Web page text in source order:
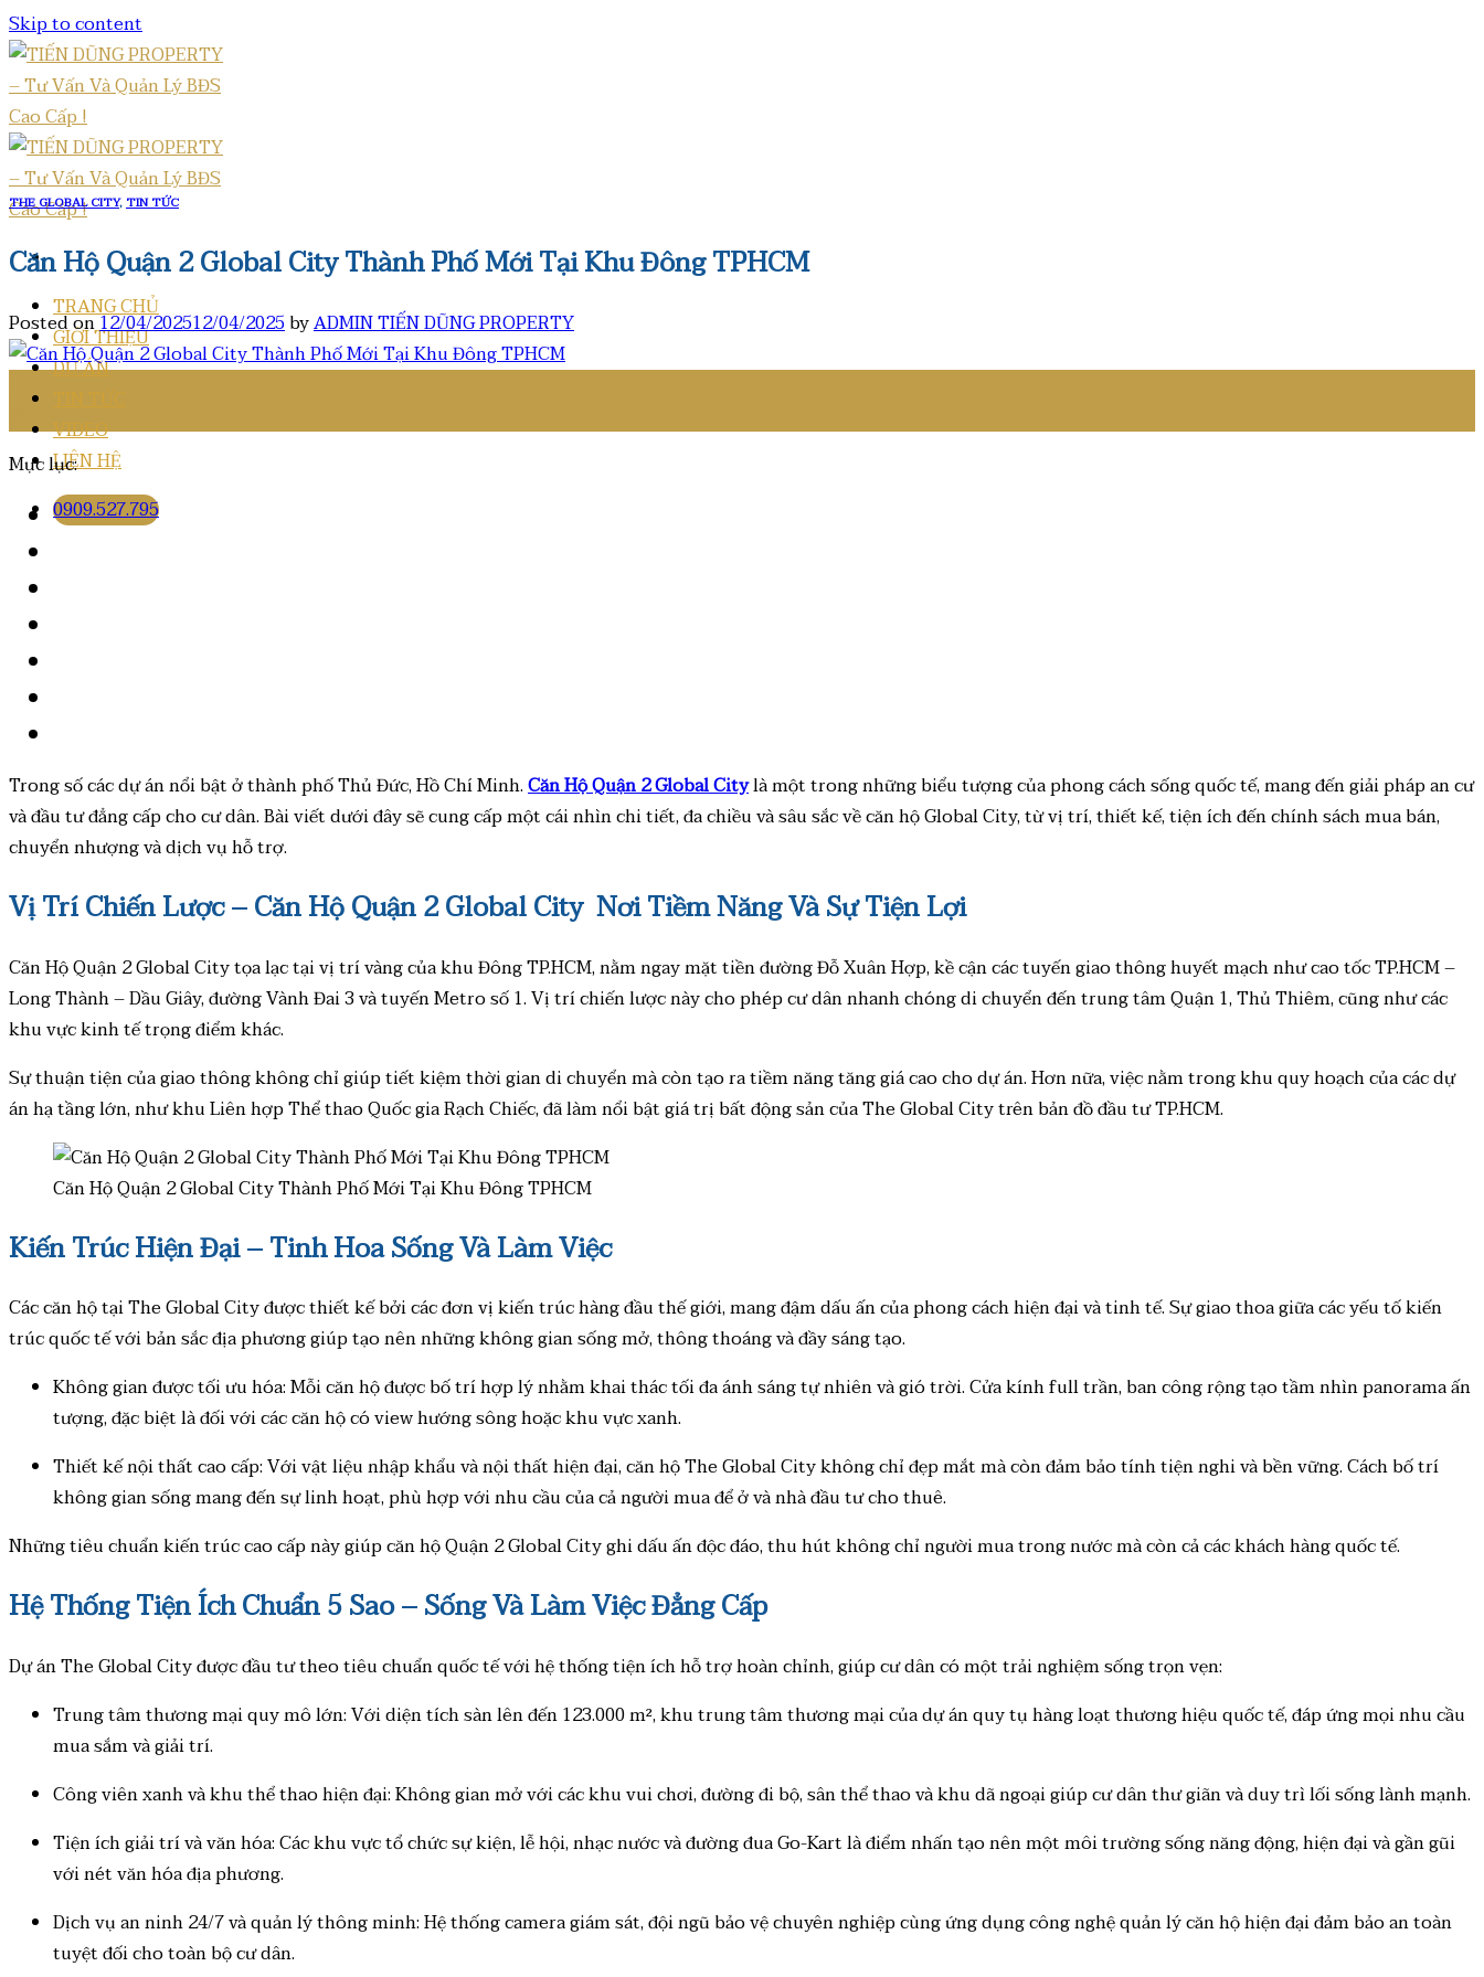
Skip to content
TRANG CHỦ
GIỚI THIỆU
DỰ ÁN
VIDEO
LIÊN HỆ
0909.527.795
THE GLOBAL CITY,TIN TỨC
Căn Hộ Quận 2 Global City Thành Phố Mới Tại Khu Đông TPHCM
Posted on12/04/202512/04/2025byADMIN TIẾN DŨNG PROPERTY
Mục lục:
Trong số các dự án nổi bật ở thành phố Thủ Đức, Hồ Chí Minh.Căn Hộ Quận 2 Global Citylà một trong những biểu tượng của phong cách sống quốc tế, mang đến giải pháp an cư
và đầu tư đẳng cấp cho cư dân. Bài viết dưới đây sẽ cung cấp một cái nhìn chi tiết, đa chiều và sâu sắc về căn hộ Global City, từ vị trí, thiết kế, tiện ích đến chính sách mua bán,
chuyển nhượng và dịch vụ hỗ trợ.
Vị Trí Chiến Lược – Căn Hộ Quận 2 Global City Nơi Tiềm Năng Và Sự Tiện Lợi
Căn Hộ Quận 2 Global City tọa lạc tại vị trí vàng của khu Đông TP.HCM, nằm ngay mặt tiền đường Đỗ Xuân Hợp, kề cận các tuyến giao thông huyết mạch như cao tốc TP.HCM –
Long Thành – Dầu Giây, đường Vành Đai 3 và tuyến Metro số 1. Vị trí chiến lược này cho phép cư dân nhanh chóng di chuyển đến trung tâm Quận 1, Thủ Thiêm, cũng như các
khu vực kinh tế trọng điểm khác.
Sự thuận tiện của giao thông không chỉ giúp tiết kiệm thời gian di chuyển mà còn tạo ra tiềm năng tăng giá cao cho dự án. Hơn nữa, việc nằm trong khu quy hoạch của các dự
án hạ tầng lớn, như khu Liên hợp Thể thao Quốc gia Rạch Chiếc, đã làm nổi bật giá trị bất động sản của The Global City trên bản đồ đầu tư TP.HCM.
Căn Hộ Quận 2 Global City Thành Phố Mới Tại Khu Đông TPHCM
Kiến Trúc Hiện Đại – Tinh Hoa Sống Và Làm Việc
Các căn hộ tại The Global City được thiết kế bởi các đơn vị kiến trúc hàng đầu thế giới, mang đậm dấu ấn của phong cách hiện đại và tinh tế. Sự giao thoa giữa các yếu tố kiến
trúc quốc tế với bản sắc địa phương giúp tạo nên những không gian sống mở, thông thoáng và đầy sáng tạo.
Không gian được tối ưu hóa: Mỗi căn hộ được bố trí hợp lý nhằm khai thác tối đa ánh sáng tự nhiên và gió trời. Cửa kính full trần, ban công rộng tạo tầm nhìn panorama ấn
tượng, đặc biệt là đối với các căn hộ có view hướng sông hoặc khu vực xanh.
Thiết kế nội thất cao cấp: Với vật liệu nhập khẩu và nội thất hiện đại, căn hộ The Global City không chỉ đẹp mắt mà còn đảm bảo tính tiện nghi và bền vững. Cách bố trí
không gian sống mang đến sự linh hoạt, phù hợp với nhu cầu của cả người mua để ở và nhà đầu tư cho thuê.
Những tiêu chuẩn kiến trúc cao cấp này giúp căn hộ Quận 2 Global City ghi dấu ấn độc đáo, thu hút không chỉ người mua trong nước mà còn cả các khách hàng quốc tế.
Hệ Thống Tiện Ích Chuẩn 5 Sao – Sống Và Làm Việc Đẳng Cấp
Dự án The Global City được đầu tư theo tiêu chuẩn quốc tế với hệ thống tiện ích hỗ trợ hoàn chỉnh, giúp cư dân có một trải nghiệm sống trọn vẹn:
Trung tâm thương mại quy mô lớn: Với diện tích sàn lên đến 123.000 m², khu trung tâm thương mại của dự án quy tụ hàng loạt thương hiệu quốc tế, đáp ứng mọi nhu cầu
mua sắm và giải trí.
Công viên xanh và khu thể thao hiện đại: Không gian mở với các khu vui chơi, đường đi bộ, sân thể thao và khu dã ngoại giúp cư dân thư giãn và duy trì lối sống lành mạnh.
Tiện ích giải trí và văn hóa: Các khu vực tổ chức sự kiện, lễ hội, nhạc nước và đường đua Go-Kart là điểm nhấn tạo nên một môi trường sống năng động, hiện đại và gần gũi
với nét văn hóa địa phương.
Dịch vụ an ninh 24/7 và quản lý thông minh: Hệ thống camera giám sát, đội ngũ bảo vệ chuyên nghiệp cùng ứng dụng công nghệ quản lý căn hộ hiện đại đảm bảo an toàn
tuyệt đối cho toàn bộ cư dân.